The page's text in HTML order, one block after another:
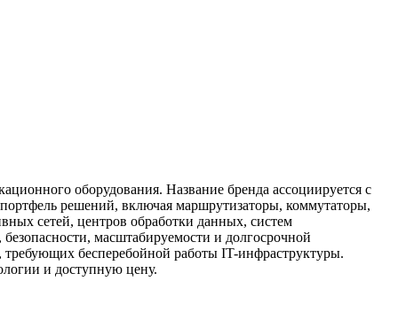
оборудования. Название бренда ассоциируется с
решений, включая маршрутизаторы, коммутаторы,
сетей, центров обработки данных, систем
масштабируемости и долгосрочной
требующих бесперебойной работы IT-инфраструктуры.
и доступную цену.